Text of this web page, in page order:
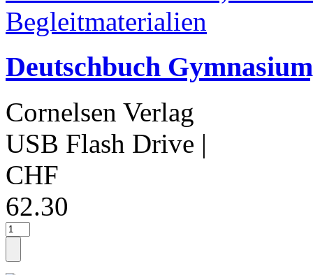
Deutschbuch
Cornelsen Verlag
USB Flash Drive |
CHF
62.30